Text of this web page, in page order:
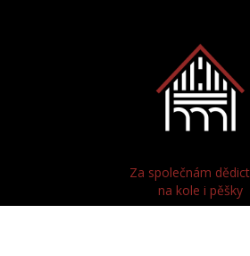
Za společnám
na kole i pěšky